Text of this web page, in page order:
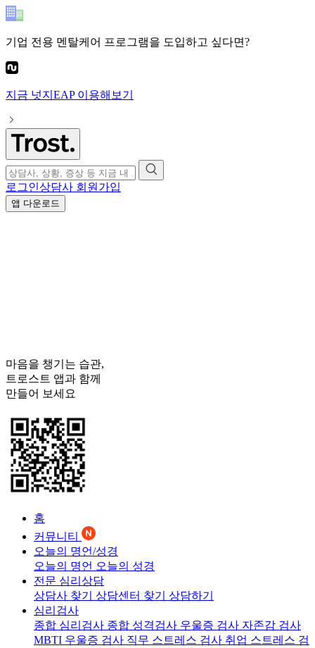
기업 전용 멘탈케어 프로그램을 도입하고 싶다면?
지금 넛지EAP이용해보기
로그인상담사 회원가입
앱 다운로드
마음을 챙기는 습관,
트로스트 앱과 함께
만들어 보세요
홈
커뮤니티
오늘의 명언/성경
오늘의 명언 오늘의 성경
전문 심리상담
상담사 찾기 상담센터 찾기 상담하기
심리검사
종합 심리검사 종합 성격검사 우울증 검사 자존감 검사
MBTI 우울증 검사 직무 스트레스 검사 취업 스트레스 검